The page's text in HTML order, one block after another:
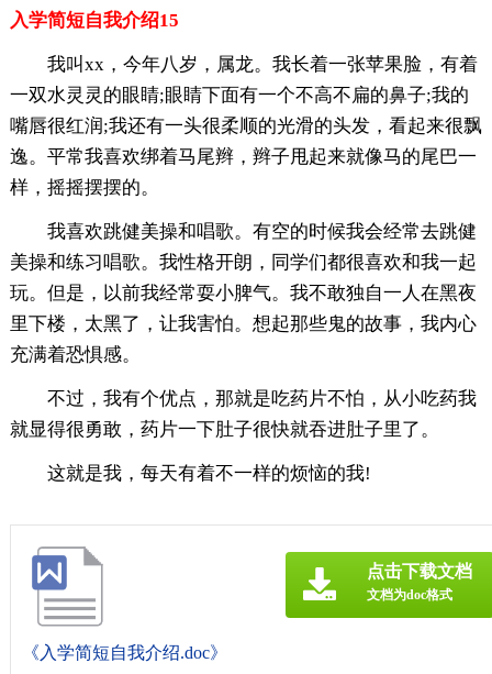
入学简短自我介绍15
我叫xx，今年八岁，属龙。我长着一张苹果脸，有着
一双水灵灵的眼睛;眼睛下面有一个不高不扁的鼻子;我的
嘴唇很红润;我还有一头很柔顺的光滑的头发，看起来很飘
逸。平常我喜欢绑着马尾辫，辫子甩起来就像马的尾巴一
样，摇摇摆摆的。
我喜欢跳健美操和唱歌。有空的时候我会经常去跳健
美操和练习唱歌。我性格开朗，同学们都很喜欢和我一起
玩。但是，以前我经常耍小脾气。我不敢独自一人在黑夜
里下楼，太黑了，让我害怕。想起那些鬼的故事，我内心
充满着恐惧感。
不过，我有个优点，那就是吃药片不怕，从小吃药我
就显得很勇敢，药片一下肚子很快就吞进肚子里了。
这就是我，每天有着不一样的烦恼的我!
《入学简短自我介绍.doc》
点击下载文档
文档为doc格式